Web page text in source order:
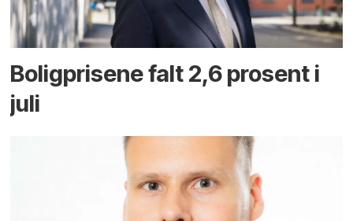
Boligprisene falt 2,6 prosent i
juli